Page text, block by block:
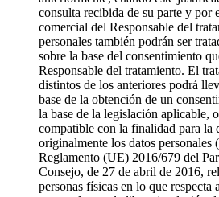
consulta recibida de su parte y por
comercial del Responsable del
personales también podrán ser
sobre la base del consentimiento
Responsable del tratamiento. El
distintos de los anteriores podrá
base de la obtención de un
la base de la legislación aplicable,
compatible con la finalidad para la
originalmente los datos personales
Reglamento (UE) 2016/679 del
Consejo, de 27 de abril de 2016,
personas físicas en lo que respecta